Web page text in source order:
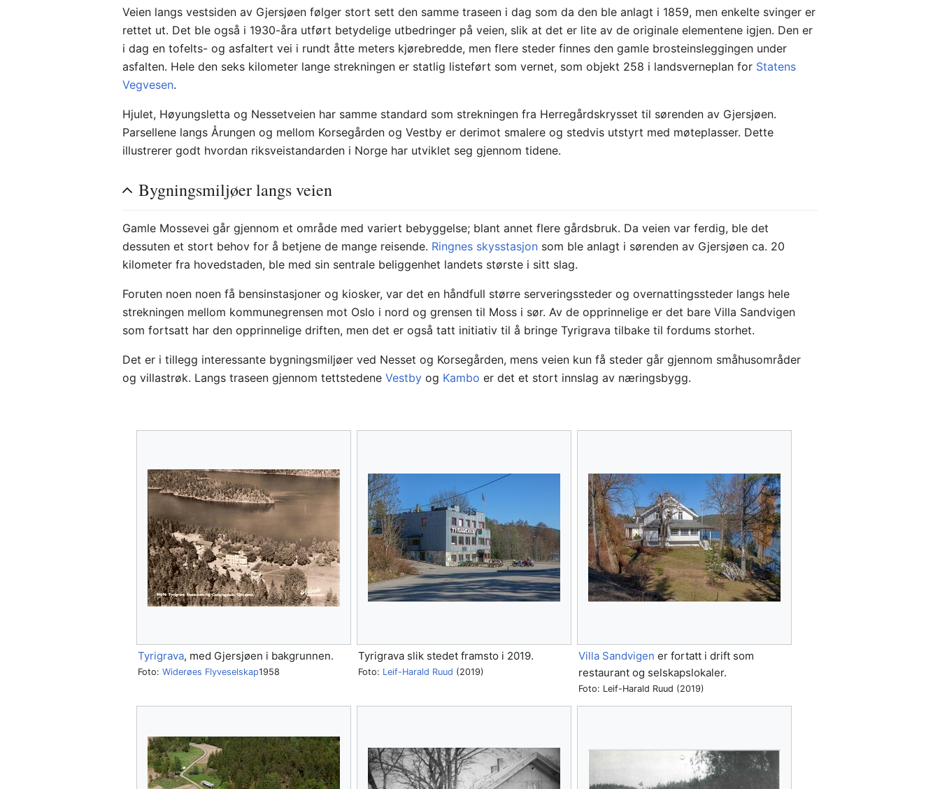
Veien langs vestsiden av Gjersjøen følger stort sett den samme traseen i dag som da den ble anlagt i 1859, men enkelte svinger er
rettet ut. Det ble også i 1930-åra utført betydelige utbedringer på veien, slik at det er lite av de originale elementene igjen. Den er
i dag en tofelts- og asfaltert vei i rundt åtte meters kjørebredde, men flere steder finnes den gamle brosteinsleggingen under
asfalten. Hele den seks kilometer lange strekningen er statlig listeført som vernet, som objekt 258 i landsverneplan for Statens
Vegvesen.
Hjulet, Høyungsletta og Nessetveien har samme standard som strekningen fra Herregårdskrysset til sørenden av Gjersjøen.
Parsellene langs Årungen og mellom Korsegården og Vestby er derimot smalere og stedvis utstyrt med møteplasser. Dette
illustrerer godt hvordan riksveistandarden i Norge har utviklet seg gjennom tidene.
Bygningsmiljøer langs veien
Gamle Mossevei går gjennom et område med variert bebyggelse; blant annet flere gårdsbruk. Da veien var ferdig, ble det
dessuten et stort behov for å betjene de mange reisende. Ringnes skysstasjon som ble anlagt i sørenden av Gjersjøen ca. 20
kilometer fra hovedstaden, ble med sin sentrale beliggenhet landets største i sitt slag.
Foruten noen noen få bensinstasjoner og kiosker, var det en håndfull større serveringssteder og overnattingssteder langs hele
strekningen mellom kommunegrensen mot Oslo i nord og grensen til Moss i sør. Av de opprinnelige er det bare Villa Sandvigen
som fortsatt har den opprinnelige driften, men det er også tatt initiativ til å bringe Tyrigrava tilbake til fordums storhet.
Det er i tillegg interessante bygningsmiljøer ved Nesset og Korsegården, mens veien kun få steder går gjennom småhusområder
og villastrøk. Langs traseen gjennom tettstedeneVestby og Kambo er det et stort innslag av næringsbygg.
Tyrigrava, med Gjersjøen i bakgrunnen.
Foto:Widerøes Flyveselskap1958
Tyrigrava slik stedet framsto i 2019.
Foto: Leif-Harald Ruud (2019)
Villa Sandvigen er fortatt i drift som
restaurant og selskapslokaler.
Foto: Leif-Harald Ruud (2019)